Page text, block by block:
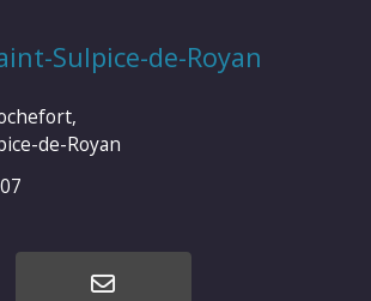
Sulpice-de-Royan
de-Royan